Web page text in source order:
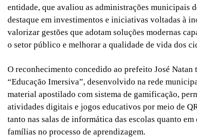
entidade, que avaliou as administrações municipais
destaque em investimentos e iniciativas voltadas à
valorizar gestões que adotam soluções modernas
o setor público e melhorar a qualidade de vida dos
O reconhecimento concedido ao prefeito José
“Educação Imersiva”, desenvolvido na rede
material apostilado com sistema de gamificação,
atividades digitais e jogos educativos por meio de
tanto nas salas de informática das escolas quanto
famílias no processo de aprendizagem.